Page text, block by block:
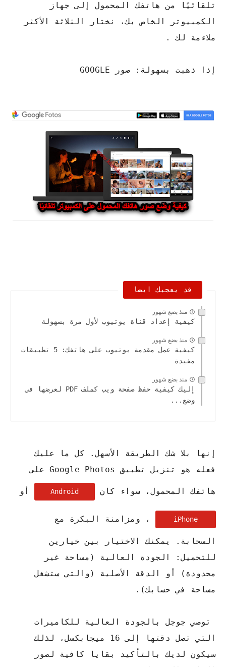
تلقائيًا من هاتفك المحمول إلى جهاز
الكمبيوتر الخاص بك، نختار الثلاثة الأكثر
ملاءمة لك .
إذا ذهبت بسهولة: صور GOOGLE
قد يعجبك ايضا
منذ بضع شهور
كيفية إعداد قناة يوتيوب لأول مرة بسهولة
منذ بضع شهور
كيفية عمل مقدمة يوتيوب على هاتفك: 5 تطبيقات
مفيدة
منذ بضع شهور
إليك كيفية حفظ صفحة ويب كملف PDF لعرضها في
وضع...
إنها بلا شك الطريقة الأسهل. كل ما عليك
فعله هو تنزيل تطبيق Google Photos على
هاتفك المحمول، سواء كان Android أو
iPhone ، ومزامنة البكرة مع
السحابة. يمكنك الاختيار بين خيارين
للتحميل: الجودة العالية (مساحة غير
محدودة) أو الدقة الأصلية (والتي ستشغل
مساحة في حسابك).
توصي جوجل بالجودة العالية للكاميرات
التي تصل دقتها إلى 16 ميجابكسل، لذلك
سيكون لديك بالتأكيد بقايا كافية لصور